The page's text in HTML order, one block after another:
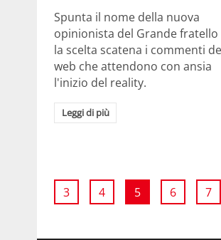
Spunta il nome della nuova
opinionista del Grande fratello
la scelta scatena i commenti
web che attendono con ansia
l'inizio del reality.
Leggi di più
3 4 5 6 7